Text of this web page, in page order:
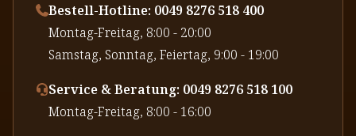
Bestell-Hotline: 0049 8276 518 400
⁠Montag-Freitag, 8:00 - 20:00
⁠Samstag, Sonntag, Feiertag, 9:00 - 19:00
Service & Beratung: 0049 8276 518 100
⁠Montag-Freitag, 8:00 - 16:00